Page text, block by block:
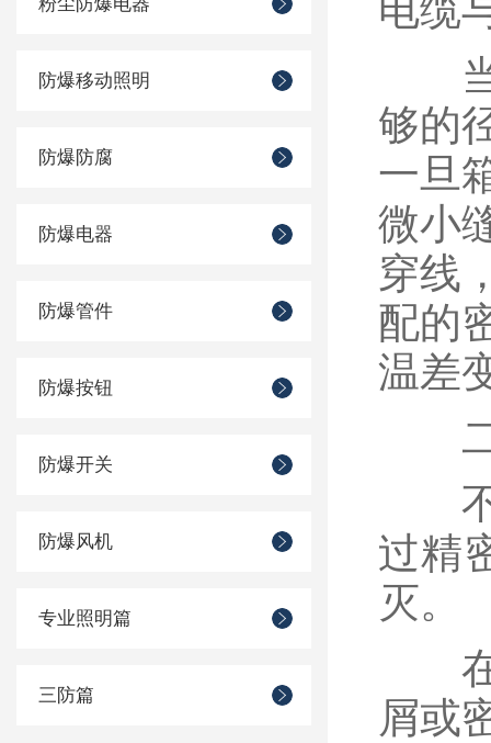
防爆移动照明
防爆防腐
防爆电器
防爆管件
防爆按钮
防爆开关
防爆风机
专业照明篇
三防篇
电缆
当
够的
一旦
微小
穿线
配的
温差
二
不
过精
灭。
在
屑或